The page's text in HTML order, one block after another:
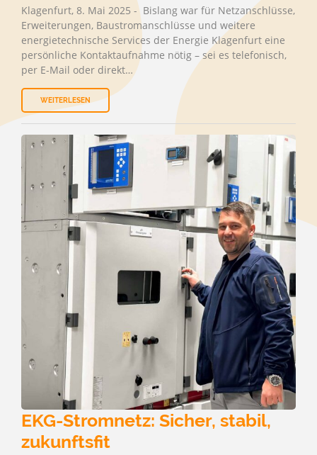
Klagenfurt, 8. Mai 2025 - Bislang war für Netzanschlüsse,
Erweiterungen, Baustromanschlüsse und weitere
energietechnische Services der Energie Klagenfurt eine
persönliche Kontaktaufnahme nötig – sei es telefonisch,
per E-Mail oder direkt…
WEITERLESEN
EKG-Stromnetz: Sicher, stabil,
zukunftsfit